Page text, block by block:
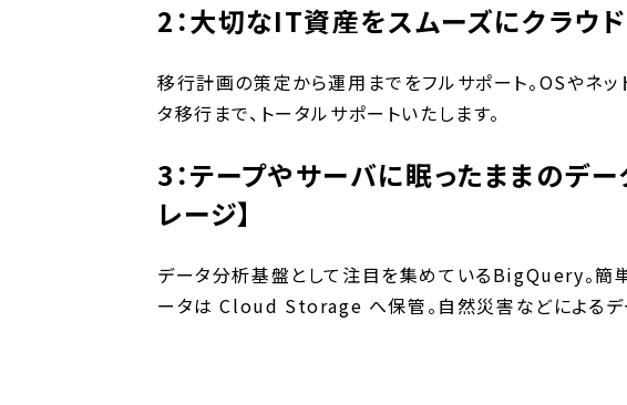
2：大切なIT資産をスムーズにクラウド
移行計画の策定から運用までをフルサポート。OSやネ
タ移行まで、トータルサポートいたします。
3：テープやサーバに眠ったままのデ
レージ】
データ分析基盤として注目を集めているBigQuery。簡
ータは Cloud Storage へ保管。自然災害などによるデ